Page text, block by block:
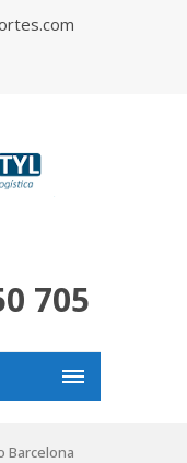
705
Barcelona